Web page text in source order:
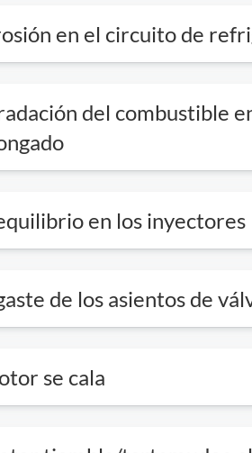
en el circuito de
del combustible
en los inyectores
de los asientos de
se cala